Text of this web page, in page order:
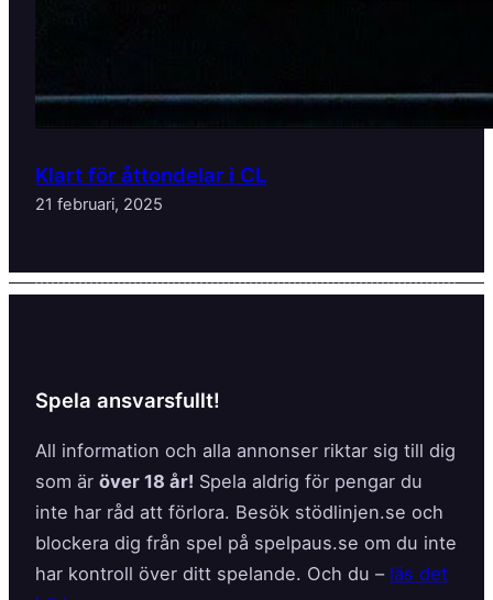
Klart för åttondelar i CL
21 februari, 2025
Spela ansvarsfullt!
All information och alla annonser riktar sig till dig
som är över 18 år! Spela aldrig för pengar du
inte har råd att förlora. Besök stödlinjen.se och
blockera dig från spel på spelpaus.se om du inte
har kontroll över ditt spelande. Och du – läs det